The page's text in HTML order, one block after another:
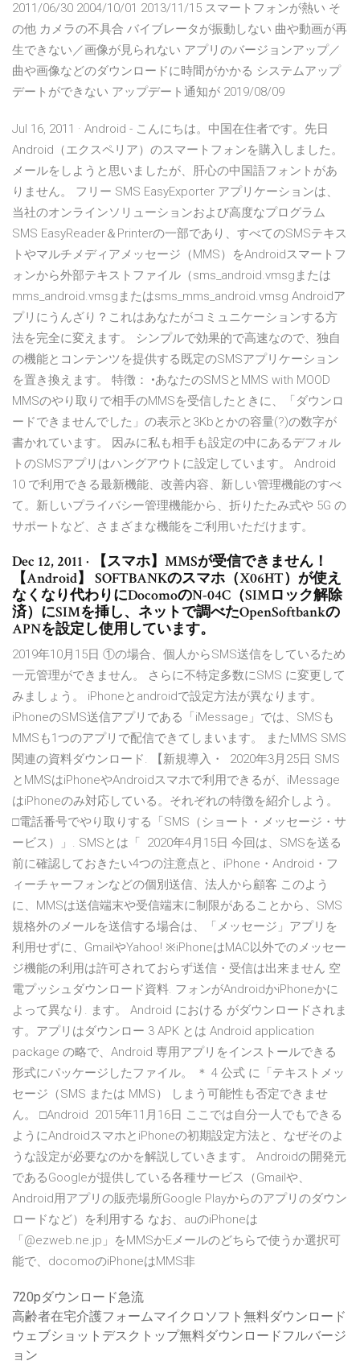
2011/06/30 2004/10/01 2013/11/15 スマートフォンが熱い そ
の他 カメラの不具合 バイブレータが振動しない 曲や動画が再
生できない／画像が見られない アプリのバージョンアップ／
曲や画像などのダウンロードに時間がかかる システムアップ
デートができない アップデート通知が 2019/08/09
Jul 16, 2011 · Android - こんにちは。中国在住者です。先日
Android（エクスペリア）のスマートフォンを購入しました。
メールをしようと思いましたが、肝心の中国語フォントがあ
りません。 フリー SMS EasyExporter アプリケーションは、
当社のオンラインソリューションおよび高度なプログラム
SMS EasyReader＆Printerの一部であり、すべてのSMSテキス
トやマルチメディアメッセージ（MMS）をAndroidスマートフ
ォンから外部テキストファイル（sms_android.vmsgまたは
mms_android.vmsgまたはsms_mms_android.vmsg Androidア
プリにうんざり？これはあなたがコミュニケーションする方
法を完全に変えます。 シンプルで効果的で高速なので、独自
の機能とコンテンツを提供する既定のSMSアプリケーション
を置き換えます。 特徴： •あなたのSMSとMMS with MOOD
MMSのやり取りで相手のMMSを受信したときに、「ダウンロ
ードできませんでした」の表示と3Kbとかの容量(?)の数字が
書かれています。 因みに私も相手も設定の中にあるデフォル
トのSMSアプリはハングアウトに設定しています。 Android
10 で利用できる最新機能、改善内容、新しい管理機能のすべ
て。新しいプライバシー管理機能から、折りたたみ式や 5G の
サポートなど、さまざまな機能をご利用いただけます。
Dec 12, 2011 · 【スマホ】MMSが受信できません！
【Android】 SOFTBANKのスマホ（X06HT）が使え
なくなり代わりにDocomoのN-04C（SIMロック解除
済）にSIMを挿し、ネットで調べたOpenSoftbankの
APNを設定し使用しています。
2019年10月15日 ①の場合、個人からSMS送信をしているため
一元管理ができません。 さらに不特定多数にSMS に変更して
みましょう。 iPhoneとandroidで設定方法が異なります。
iPhoneのSMS送信アプリである「iMessage」では、SMSも
MMSも1つのアプリで配信できてしまいます。 またMMS SMS
関連の資料ダウンロード. 【新規導入・ 2020年3月25日 SMS
とMMSはiPhoneやAndroidスマホで利用できるが、iMessage
はiPhoneのみ対応している。それぞれの特徴を紹介しよう。
□電話番号でやり取りする「SMS（ショート・メッセージ・サ
ービス）」. SMSとは「 2020年4月15日 今回は、SMSを送る
前に確認しておきたい4つの注意点と、iPhone・Android・フ
ィーチャーフォンなどの個別送信、法人から顧客 このよう
に、MMSは送信端末や受信端末に制限があることから、SMS
規格外のメールを送信する場合は、「メッセージ」アプリを
利用せずに、GmailやYahoo! ※iPhoneはMAC以外でのメッセー
ジ機能の利用は許可されておらず送信・受信は出来ません 空
電プッシュダウンロード資料. フォンがAndroidかiPhoneかに
よって異なり. ます。 Android における がダウンロードされま
す。アプリはダウンロー 3 APK とは Android application
package の略で、Android 専用アプリをインストールできる
形式にパッケージしたファイル。 ＊ 4 公式 に「テキストメッ
セージ（SMS または MMS） しまう可能性も否定できませ
ん。 □Android 2015年11月16日 ここでは自分一人でもできる
ようにAndroidスマホとiPhoneの初期設定方法と、なぜそのよ
うな設定が必要なのかを解説していきます。 Androidの開発元
であるGoogleが提供している各種サービス（Gmailや、
Android用アプリの販売場所Google Playからのアプリのダウン
ロードなど）を利用する なお、auのiPhoneは
「@ezweb.ne.jp」をMMSかEメールのどちらで使うか選択可
能で、docomoのiPhoneはMMS非
720pダウンロード急流
高齢者在宅介護フォームマイクロソフト無料ダウンロード
ウェブショットデスクトップ無料ダウンロードフルバージ
ョン